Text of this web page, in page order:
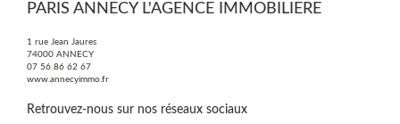
PARIS ANNECY L'AGENCE IMMOBILIERE
1 rue Jean Jaures
74000 ANNECY
07 56 86 62 67
www.annecyimmo.fr
Retrouvez-nous sur nos réseaux sociaux